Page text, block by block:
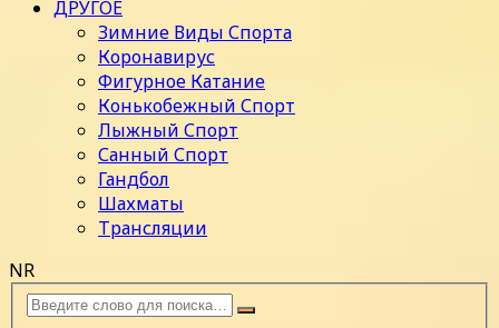
ДРУГОЕ
Зимние Виды Спорта
Коронавирус
Фигурное Катание
Конькобежный Спорт
Лыжный Спорт
Санный Спорт
Гандбол
Шахматы
Трансляции
NR